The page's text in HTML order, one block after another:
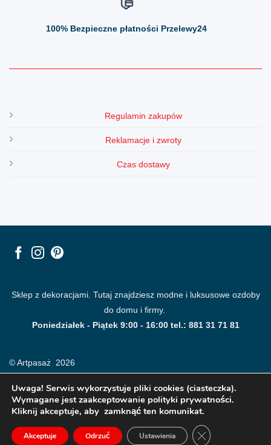
100% Bezpieczne płatności Przelewy24
Regulamin zakupów
Reklamacje i zwroty
Czas dostawy
Sklep z dekoracjami. Tutaj znajdziesz modne i luksusowe ozdoby
do domu i firmy.
Poniedziałek - Piątek 9:00 - 16:00 tel.: 881 31 71 81
© Artpasaż 2026
Modne plakaty, obrazy, fototapety i dekoracje na ściany.
Uwaga! Serwis wykorzystuje pliki cookies (ciasteczka).
Wymagane jest zaakceptowanie polityki prywatności.
Kliknij akceptuje, aby zamknąć ten komunikat.
Akceptuje Odrzuć Ustawienia ZAMKNIJ